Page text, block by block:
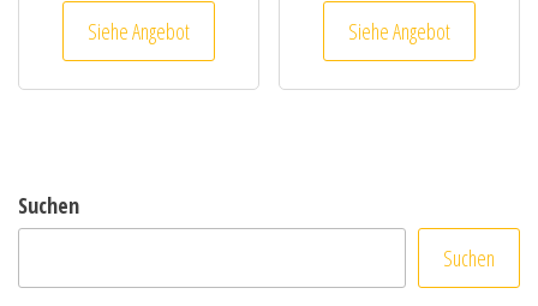
Siehe Angebot Siehe Angebot
Suchen
Suchen